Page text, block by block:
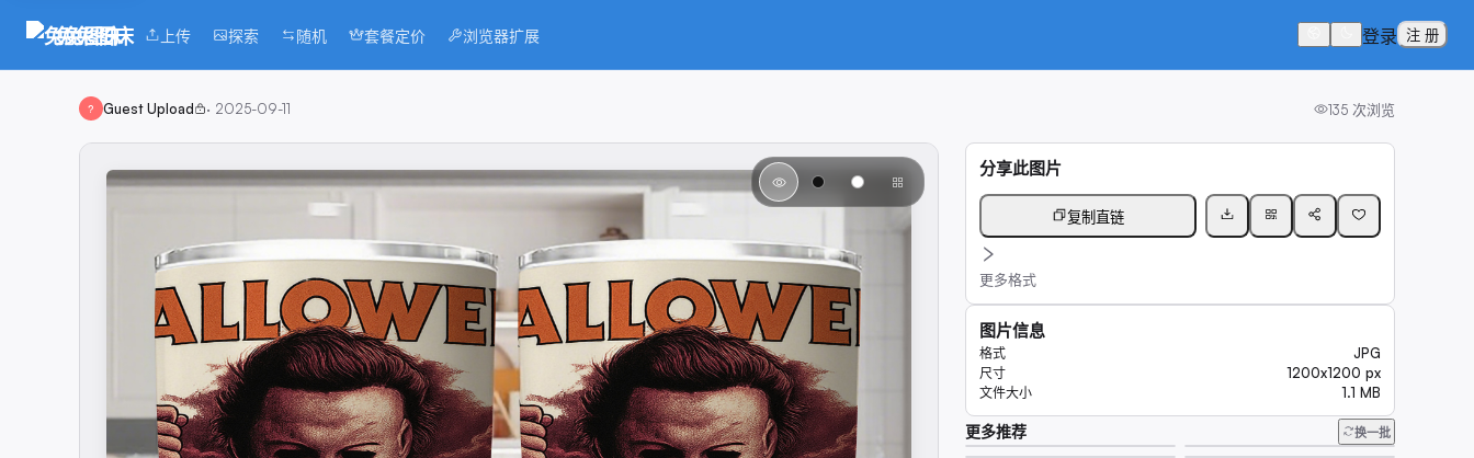
兔兔图床 上传 探索 随机 套餐定价 浏览器扩展 登录 注 册
? Guest Upload · 2025-09-11 135 次浏览
分享此图片
复制直链
更多格式
图片信息
格式 JPG
尺寸 1200x1200 px
文件大小 1.1 MB
更多推荐 换一批